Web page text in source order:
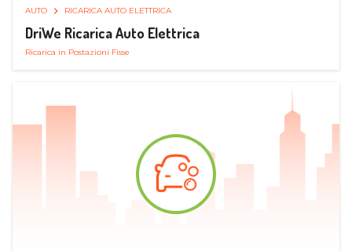
AUTO RICARICA AUTO ELETTRICA
DriWe Ricarica Auto Elettrica
Ricarica in Postazioni Fisse